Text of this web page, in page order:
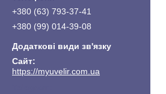
+380 (63) 793-37-41
+380 (99) 014-39-08
https://myuvelir.com.ua